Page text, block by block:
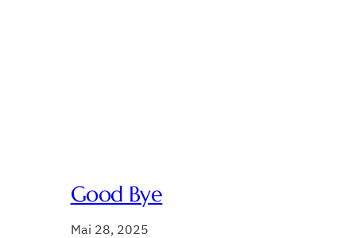
Good Bye
Mai 28, 2025